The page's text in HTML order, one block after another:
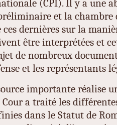
(CPI). Il y a une
et la chambre
ces dernières sur la
être interprétées et
de nombreux
et les représentants
importante réalise
a traité les
dans le Statut de